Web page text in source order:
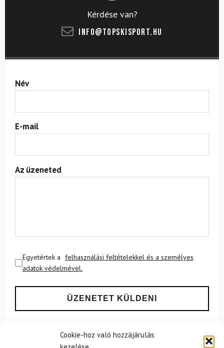
Cookie-hoz való hozzájárulás
Kérdése van?
info@topskisport.hu
Név
E-mail
Az üzeneted
Egyetértek a felhasználási feltételekkel és a személyes
adatok védelmével.